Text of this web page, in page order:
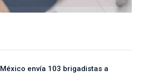
México envía 103 brigadistas a